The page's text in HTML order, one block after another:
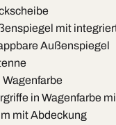
mit
Außenspiegel
in Wagenfarbe
mit Abdeckung